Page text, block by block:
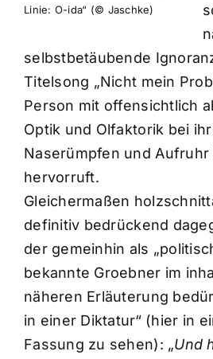
Linie: O-ida“ (© Jaschke)
selbstbetäubende
Titelsong „Nicht mein
Person mit offensichtlich
Optik und Olfaktorik bei
Naserümpfen und Aufruhr
hervorruft.
Gleichermaßen
definitiv bedrückend
der gemeinhin als
bekannte Groebner im
näheren Erläuterung
in einer Diktatur“ (hier in
Fassung zu sehen): „Und